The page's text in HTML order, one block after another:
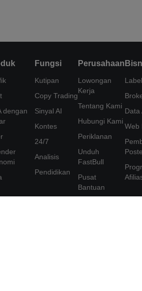
dengan
Fungsi
Kutipan
Copy Trading
Sinyal AI
Kontes
24/7
Analisis
Pendidikan
Perusahaan
Lowongan
Kerja
Tentang Kami
Hubungi Kami
Periklanan
Unduh
FastBull
Pusat
Bantuan
Data
Web